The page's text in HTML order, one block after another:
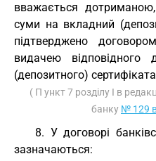
вважається
суми на вкладний
підтверджено
видачею
(депозитного)
( П ункт 7 розділу I в
банку № 129
8. У договорі
зазначаються: